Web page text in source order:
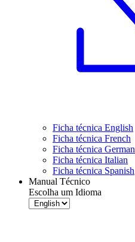
Ficha técnica English
Ficha técnica French
Ficha técnica German
Ficha técnica Italian
Ficha técnica Spanish
Manual Técnico
Escolha um Idioma